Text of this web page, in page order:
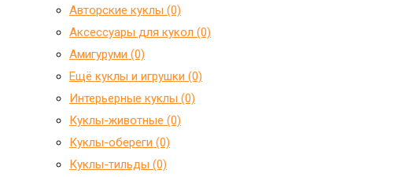
Авторские куклы (0)
Аксессуары для кукол (0)
Амигуруми (0)
Ещё куклы и игрушки (0)
Интерьерные куклы (0)
Куклы-животные (0)
Куклы-обереги (0)
Куклы-тильды (0)